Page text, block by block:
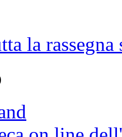
la rassegna